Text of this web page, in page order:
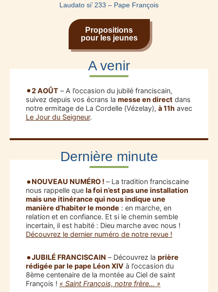
Laudato si’ 233 – Pape François
Propositions
pour les jeunes
A venir
2 AOÛT – A l’occasion du jubilé franciscain,
suivez depuis vos écrans la messe en direct dans
notre ermitage de La Cordelle (Vézelay), à 11havec
Le Jour du Seigneur.
Dernière minute
NOUVEAU NUMÉRO ! – La tradition franciscaine
nous rappelle que la foi n’est pas une installation
mais une itinérance qui nous indique une
manière d’habiter le monde : en marche, en
relation et en confiance. Et si le chemin semble
incertain, il est habité : Dieu marche avec nous !
Découvrez le dernier numéro de notre revue !
JUBILÉ FRANCISCAIN – Découvrez la prière
rédigée par le pape Léon XIVà l’occasion du
8ème centenaire de la montée au Ciel de saint
François ! « Saint François, notre frère… »